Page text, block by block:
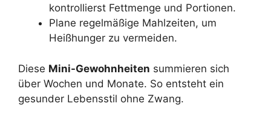
kontrollierst Fettmenge und Portionen.
Plane regelmäßige Mahlzeiten, um
Heißhunger zu vermeiden.
Diese Mini-Gewohnheiten summieren sich
über Wochen und Monate. So entsteht ein
gesunder Lebensstil ohne Zwang.